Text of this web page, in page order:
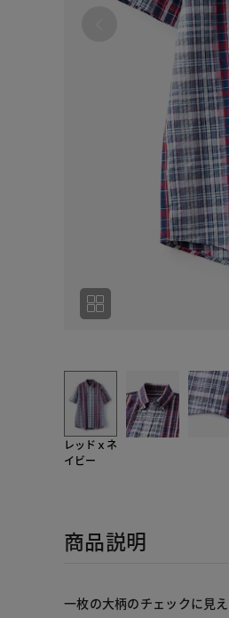
レッドｘネ
イビー
商品説明
一枚の大柄のチェックに見